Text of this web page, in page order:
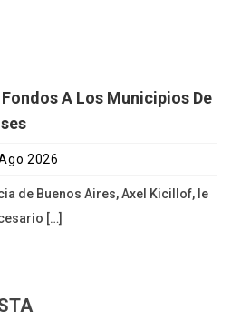
A Los Municipios De
2026
de Buenos Aires, Axel Kicillof, le
[…]